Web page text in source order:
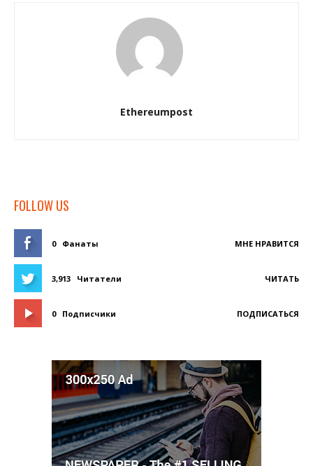
Ethereumpost
FOLLOW US
0 Фанаты МНЕ НРАВИТСЯ
3,913 Читатели ЧИТАТЬ
0 Подписчики ПОДПИСАТЬСЯ